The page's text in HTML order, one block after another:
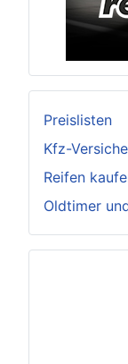
Preislisten
Kfz-
Reifen
Oldtimer